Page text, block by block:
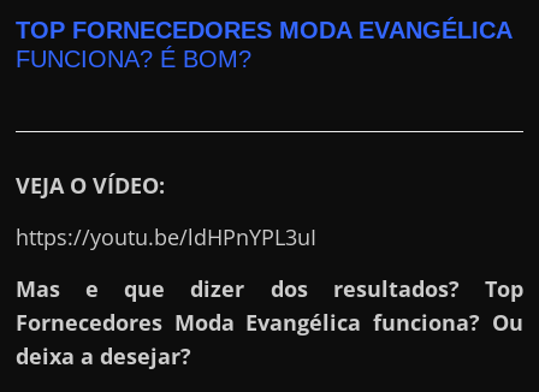
J
á
s
u
e
m
g
TOP FORNECEDORES MODA EVANGÉLICA
FUNCIONA? É BOM?
VEJA O VÍDEO:
https://youtu.be/ldHPnYPL3uI
Mas e que dizer dos resultados? Top
Fornecedores Moda Evangélica funciona? Ou
deixa a desejar?